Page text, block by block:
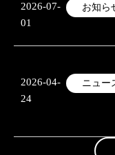
2026-07-
01
お知ら
2026-04-
24
ニュー